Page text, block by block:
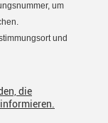
um
und
die